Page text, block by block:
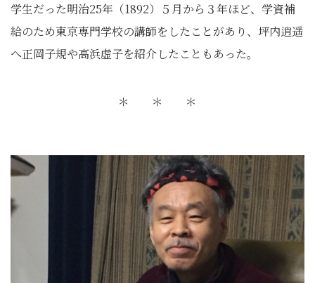
学生だった明治25年（1892）５月から３年ほど、学資補
給のため東京専門学校の講師をしたことがあり、坪内逍遥
へ正岡子規や高浜虚子を紹介したこともあった。
＊ ＊ ＊